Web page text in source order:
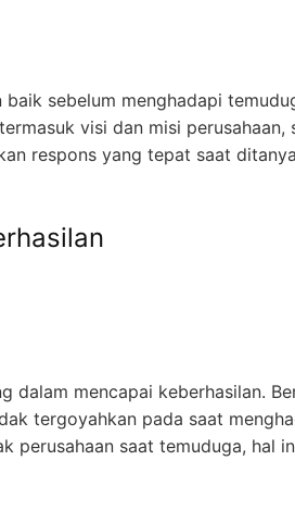
sebelum menghadapi
visi dan misi
respons yang tepat saat
dalam mencapai keberhasilan.
tergoyahkan pada saat
perusahaan saat temuduga, hal